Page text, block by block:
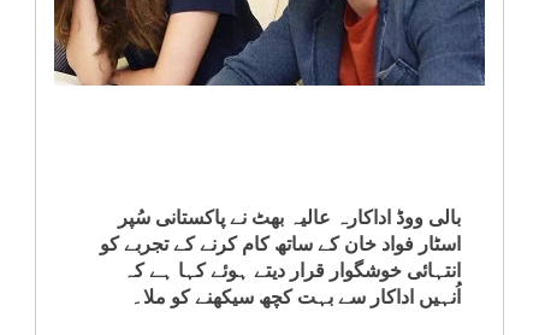
صحت
‎کرائم
بالی ووڈ اداکارہ عالیہ بھٹ نے پاکستانی سُپر
اسٹار فواد خان کے ساتھ کام کرنے کے تجربے کو
انتہائی خوشگوار قرار دیتے ہوئے کہا ہے کہ
اُنہیں اداکار سے بہت کچھ سیکھنے کو ملا۔